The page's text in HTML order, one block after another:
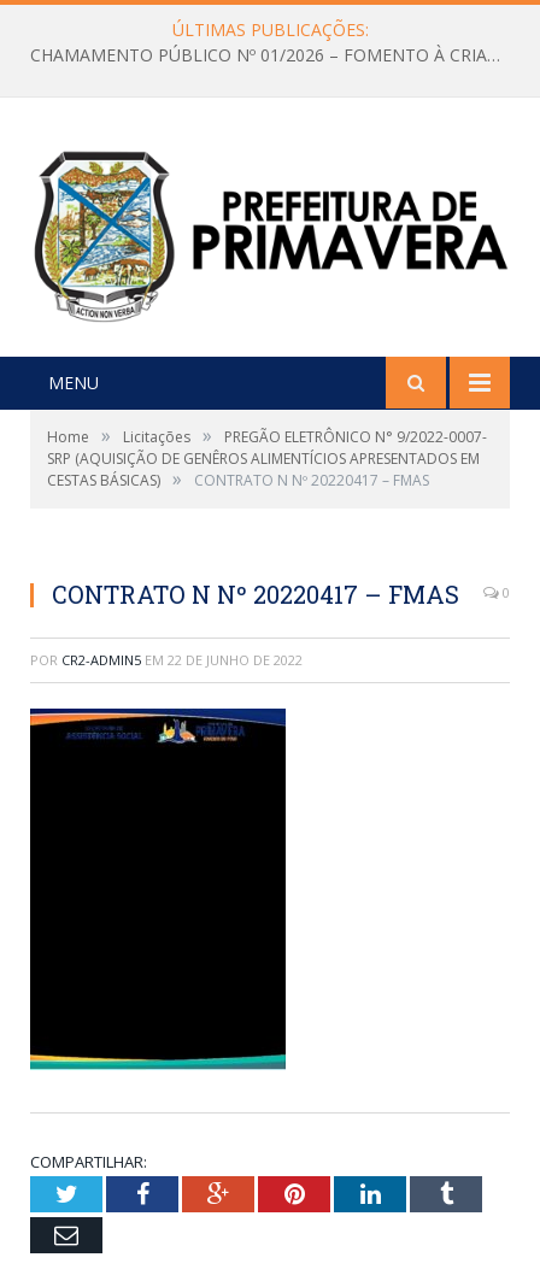
ÚLTIMAS PUBLICAÇÕES:
CHAMAMENTO PÚBLICO Nº 01/2026 – FOMENTO À CRIAÇÃO E A CIRCULAÇÃO DE PRODUÇÕES CULTURAIS – Aldir Blanc
MENU
Home » Licitações »
PREGÃO ELETRÔNICO N° 9/2022-0007-
SRP (AQUISIÇÃO DE GENÊROS ALIMENTÍCIOS APRESENTADOS EM
CESTAS BÁSICAS) » CONTRATO N Nº 20220417 – FMAS
CONTRATO N Nº 20220417 – FMAS 0
POR CR2-ADMIN5 EM 22 DE JUNHO DE 2022
COMPARTILHAR:
TwitterFacebookGoogle+PinterestLinkedInTumblr
Email